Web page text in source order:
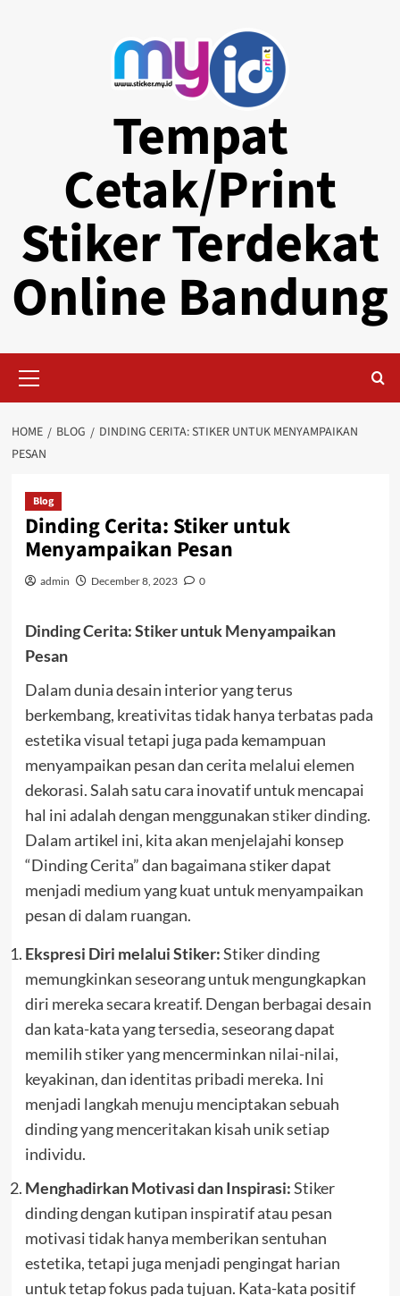
Tempat
Cetak/Print
Stiker Terdekat
Online Bandung
Menu
HOME BLOG
DINDING CERITA: STIKER UNTUK MENYAMPAIKAN
PESAN
Blog
Dinding Cerita: Stiker untuk
Menyampaikan Pesan
admin December 8, 2023 0
Dinding Cerita: Stiker untuk Menyampaikan
Pesan
Dalam dunia desain interior yang terus
berkembang, kreativitas tidak hanya terbatas pada
estetika visual tetapi juga pada kemampuan
menyampaikan pesan dan cerita melalui elemen
dekorasi. Salah satu cara inovatif untuk mencapai
hal ini adalah dengan menggunakanstiker dinding.
Dalam artikel ini, kita akan menjelajahi konsep
“Dinding Cerita” dan bagaimana stiker dapat
menjadi medium yang kuat untuk menyampaikan
pesan di dalam ruangan.
Ekspresi Diri melalui Stiker:Stiker dinding
memungkinkan seseorang untuk mengungkapkan
diri mereka secara kreatif. Dengan berbagai desain
dan kata-kata yang tersedia, seseorang dapat
memilih stiker yang mencerminkan nilai-nilai,
keyakinan, dan identitas pribadi mereka. Ini
menjadi langkah menuju menciptakan sebuah
dinding yang menceritakan kisah unik setiap
individu.
Menghadirkan Motivasi dan Inspirasi:Stiker
dinding dengan kutipan inspiratif atau pesan
motivasi tidak hanya memberikan sentuhan
estetika, tetapi juga menjadi pengingat harian
untuk tetap fokus pada tujuan. Kata-kata positif